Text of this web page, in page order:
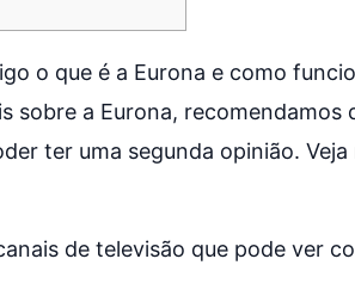
o que é a Eurona e como
sobre a Eurona,
ter uma segunda opinião.
de televisão que pode ver